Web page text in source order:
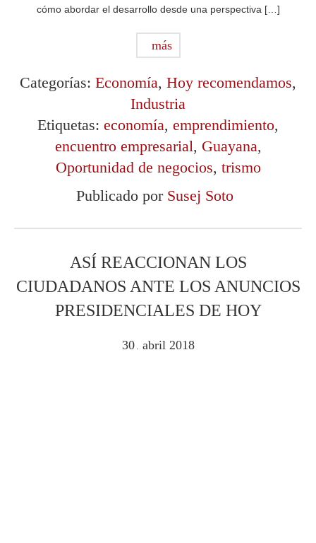
cómo abordar el desarrollo desde una perspectiva […]
más
Categorías: Economía, Hoy recomendamos,
Industria
Etiquetas: economía, emprendimiento,
encuentro empresarial, Guayana,
Oportunidad de negocios, trismo
Publicado por Susej Soto
ASÍ REACCIONAN LOS
CIUDADANOS ANTE LOS ANUNCIOS
PRESIDENCIALES DE HOY
30 . abril 2018